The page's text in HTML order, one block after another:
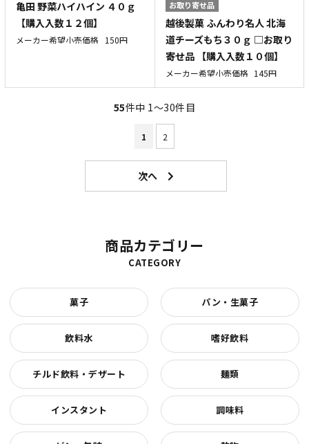
亀田 野菜ハイハイン ４０ｇ
【購入入数１２個】
メーカー希望小売価格 150円
お取り寄せ品
越後製菓 ふんわり名人 北海
道チーズもち３０ｇ □お取り
寄せ品 【購入入数１０個】
メーカー希望小売価格 145円
55件中 1〜30件目
1 2
商品カテゴリー
CATEGORY
菓子 パン・生菓子
飲料水 嗜好飲料
チルド飲料・デザート 麺類
インスタント 調味料